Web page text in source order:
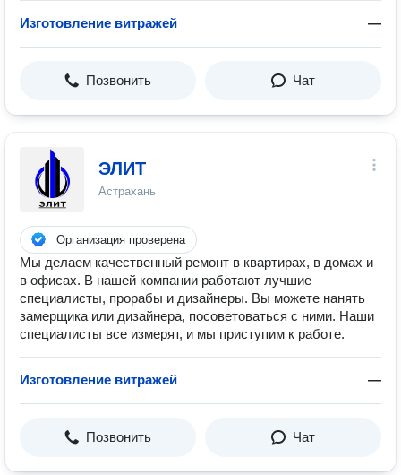
Изготовление витражей —
Позвонить Чат
ЭЛИТ
Астрахань
Организация проверена
Мы делаем качественный ремонт в квартирах, в домах и
в офисах. В нашей компании работают лучшие
специалисты, прорабы и дизайнеры. Вы можете нанять
замерщика или дизайнера, посоветоваться с ними. Наши
специалисты все измерят, и мы приступим к работе.
Изготовление витражей —
Позвонить Чат